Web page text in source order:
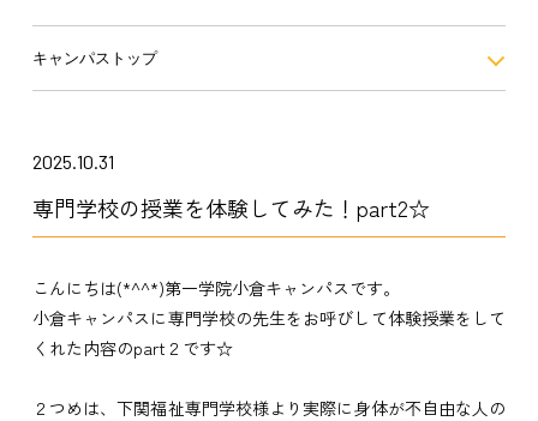
キャンパストップ
2025.10.31
専門学校の授業を体験してみた！part2☆
こんにちは(*^^*)第一学院小倉キャンパスです。
小倉キャンパスに専門学校の先生をお呼びして体験授業をして
くれた内容のpart２です☆
２つめは、下関福祉専門学校様より実際に身体が不自由な人の